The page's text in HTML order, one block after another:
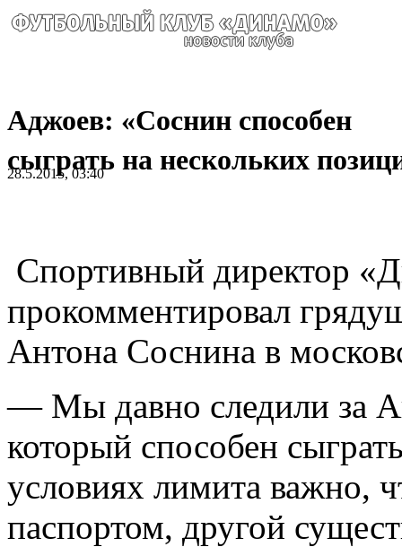
Аджоев: «Соснин способен
сыграть на нескольких
28.5.2015, 03:40
Спортивный директор
прокомментировал
Антона Соснина в
— Мы давно следили за
который способен
условиях лимита важно,
паспортом, другой